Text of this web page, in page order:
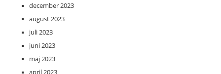
december 2023
august 2023
juli 2023
juni 2023
maj 2023
april 2023